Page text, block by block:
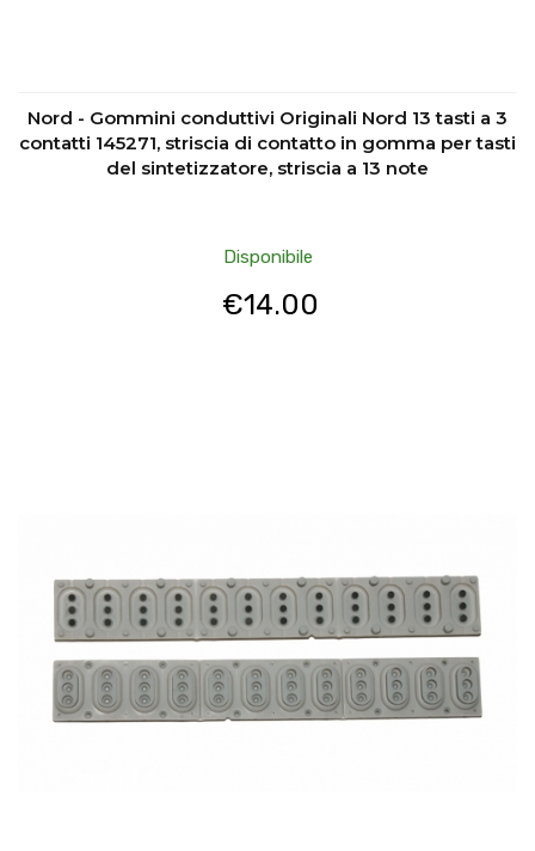
Nord - Gommini conduttivi Originali Nord 13 tasti a 3
contatti 145271, striscia di contatto in gomma per tasti
del sintetizzatore, striscia a 13 note
Disponibile
€14.00